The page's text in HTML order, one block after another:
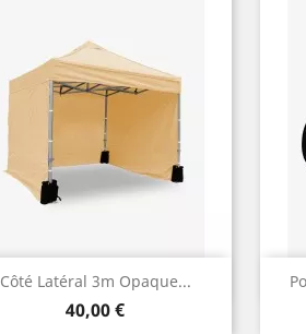
Côté Latéral 3m Opaque...
Prix
40,00 €
Aperçu rapide